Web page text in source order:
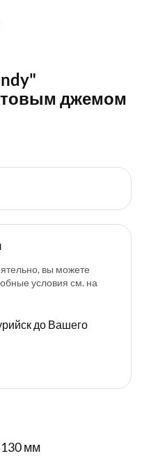
джемом
вы можете
условия см. на
до Вашего
мм